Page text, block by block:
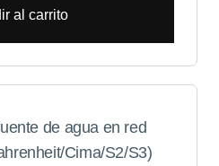
al carrito
de agua en red
Cima/S2/S3)